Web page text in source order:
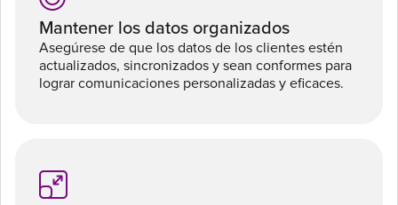
Mantener los datos organizados
Asegúrese de que los datos de los clientes estén
actualizados, sincronizados y sean conformes para
lograr comunicaciones personalizadas y eficaces.